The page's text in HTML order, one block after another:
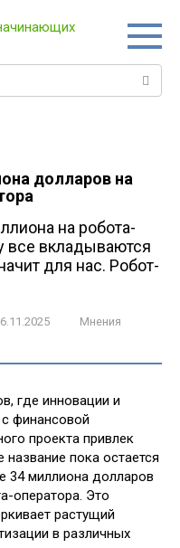
долларов на
на робота-
все вкладываются
для нас. Робот-
Мнения
где инновации и
финансовой
проекта привлек
пока остается
34 миллиона долларов
оператора. Это
растущий
в различных